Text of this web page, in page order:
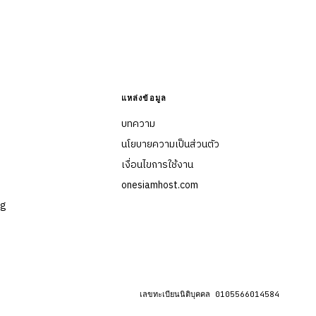
แหล่งข้อมูล
บทความ
นโยบายความเป็นส่วนตัว
เงื่อนไขการใช้งาน
onesiamhost.com
เลขทะเบียนนิติบุคคล 0105566014584